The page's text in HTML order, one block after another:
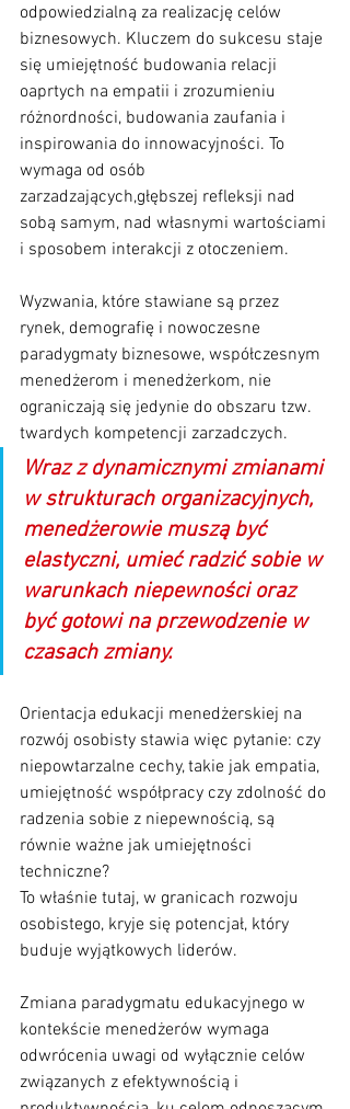
odpowiedzialną za realizację celów
biznesowych. Kluczem do sukcesu staje
się umiejętność budowania relacji
oaprtych na empatii i zrozumieniu
różnordności, budowania zaufania i
inspirowania do innowacyjności. To
wymaga od osób
zarzadzających,głębszej refleksji nad
sobą samym, nad własnymi wartościami
i sposobem interakcji z otoczeniem.
Wyzwania, które stawiane są przez
rynek, demografię i nowoczesne
paradygmaty biznesowe, współczesnym
menedżerom i menedżerkom, nie
ograniczają się jedynie do obszaru tzw.
twardych kompetencji zarzadczych.
Wraz z dynamicznymi zmianami
w strukturach organizacyjnych,
menedżerowie muszą być
elastyczni, umieć radzić sobie w
warunkach niepewności oraz
być gotowi na przewodzenie w
czasach zmiany.
Orientacja edukacji menedżerskiej na
rozwój osobisty stawia więc pytanie: czy
niepowtarzalne cechy, takie jak empatia,
umiejętność współpracy czy zdolność do
radzenia sobie z niepewnością, są
równie ważne jak umiejętności
techniczne?
To właśnie tutaj, w granicach rozwoju
osobistego, kryje się potencjał, który
buduje wyjątkowych liderów.
Zmiana paradygmatu edukacyjnego w
kontekście menedżerów wymaga
odwrócenia uwagi od wyłącznie celów
związanych z efektywnością i